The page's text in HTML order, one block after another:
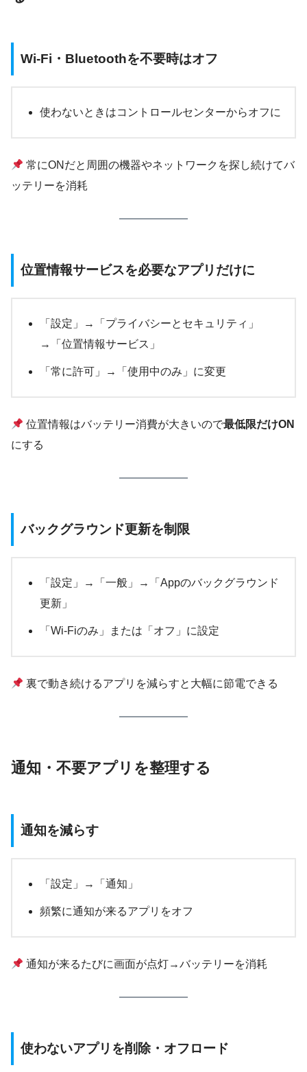
Wi-Fi・Bluetoothを不要時はオフ
使わないときはコントロールセンターからオフに
常にONだと周囲の機器やネットワークを探し続けてバ
ッテリーを消耗
位置情報サービスを必要なアプリだけに
「設定」→「プライバシーとセキュリティ」
→「位置情報サービス」
「常に許可」→「使用中のみ」に変更
位置情報はバッテリー消費が大きいので最低限だけON
にする
バックグラウンド更新を制限
「設定」→「一般」→「Appのバックグラウンド
更新」
「Wi-Fiのみ」または「オフ」に設定
裏で動き続けるアプリを減らすと大幅に節電できる
通知・不要アプリを整理する
通知を減らす
「設定」→「通知」
頻繁に通知が来るアプリをオフ
通知が来るたびに画面が点灯→バッテリーを消耗
使わないアプリを削除・オフロード